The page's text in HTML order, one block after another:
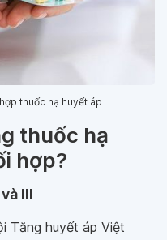
thuốc hạ huyết áp
thuốc hạ
hợp?
III
Tăng huyết áp Việt